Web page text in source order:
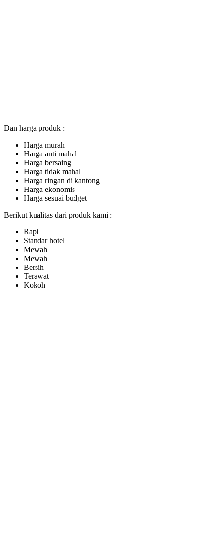
Dan harga produk :
Harga murah
Harga anti mahal
Harga bersaing
Harga tidak mahal
Harga ringan di kantong
Harga ekonomis
Harga sesuai budget
Berikut kualitas dari produk kami :
Rapi
Standar hotel
Mewah
Mewah
Bersih
Terawat
Kokoh